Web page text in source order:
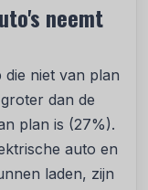
neemt
niet van plan
dan de
plan is (27%).
auto en
laden, zijn